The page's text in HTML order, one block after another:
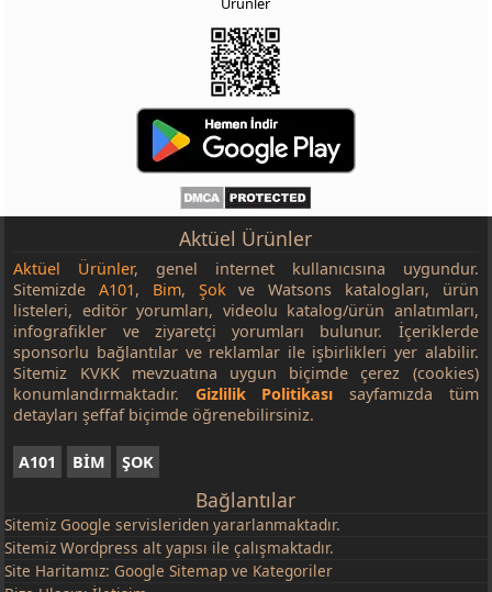
Aktüel Ürünler
Aktüel Ürünler, genel internet kullanıcısına uygundur.
SitemizdeA101, Bim, Şokve Watsons katalogları, ürün
listeleri, editör yorumları, videolu katalog/ürün anlatımları,
infografikler ve ziyaretçi yorumları bulunur. İçeriklerde
sponsorlu bağlantılar ve reklamlar ile işbirlikleri yer alabilir.
Sitemiz KVKK mevzuatına uygun biçimde çerez (cookies)
konumlandırmaktadır. Gizlilik Politikası sayfamızda tüm
detayları şeffaf biçimde öğrenebilirsiniz.
A101 BİM ŞOK
Bağlantılar
Sitemiz Google servisleriden yararlanmaktadır.
Sitemiz Wordpress alt yapısı ile çalışmaktadır.
Site Haritamız: Google Sitemap ve Kategoriler